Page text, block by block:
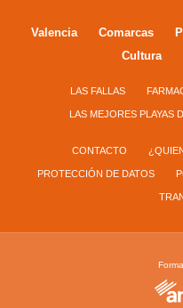
Valencia Comarcas
Cultura
LAS FALLAS
LAS MEJORES PLAYAS
CONTACTO
PROTECCIÓN DE DATOS